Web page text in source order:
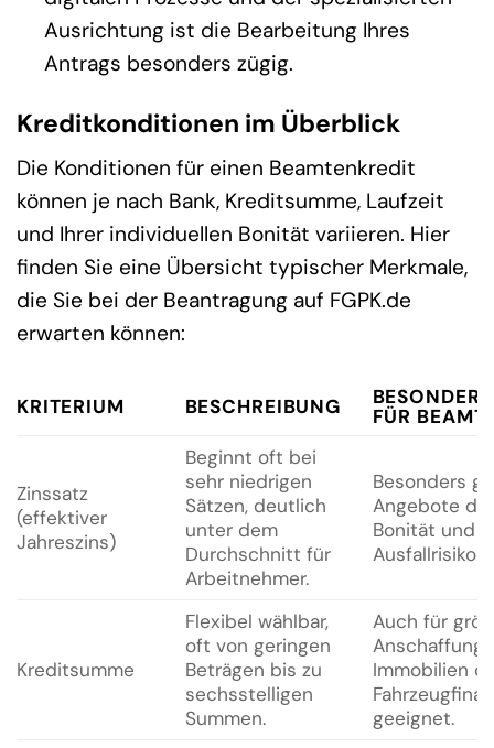
Ausrichtung ist die Bearbeitung Ihres
Antrags besonders zügig.
Kreditkonditionen im Überblick
Die Konditionen für einen Beamtenkredit
können je nach Bank, Kreditsumme, Laufzeit
und Ihrer individuellen Bonität variieren. Hier
finden Sie eine Übersicht typischer Merkmale,
die Sie bei der Beantragung auf FGPK.de
erwarten können:
KRITERIUM BESCHREIBUNG
FÜR
Zinssatz
(effektiver
Jahreszins)
Beginnt oft bei
sehr niedrigen
Sätzen, deutlich
unter dem
Durchschnitt für
Arbeitnehmer.
Besonders
Angebote
Bonität und
Ausfallrisiko.
Kreditsumme
Flexibel wählbar,
oft von geringen
Beträgen bis zu
sechsstelligen
Summen.
Auch für
Immobilien
geeignet.